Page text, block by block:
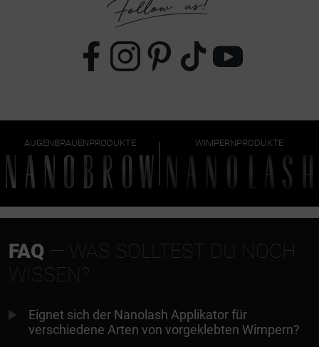
AUGENBRAUENPRODUKTE WIMPERNPRODUKTE
FAQ — WAS SOLLTEST DU NOCH
WISSEN?
Eignet sich der Nanolash Applikator für
verschiedene Arten von vorgeklebten Wimpern?